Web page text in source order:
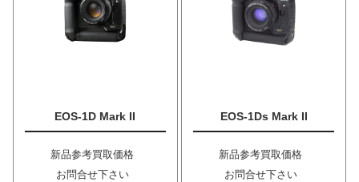
EOS-1D Mark II
新品参考買取価格
お問合せ下さい
EOS-1Ds Mark II
新品参考買取価格
お問合せ下さい